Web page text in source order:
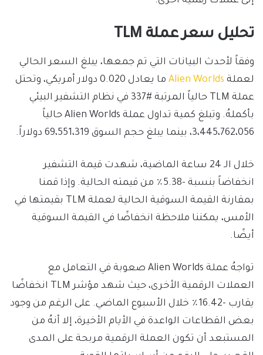
تحليل سعر عملة TLM
وفقاً لأحدث البيانات التي تم جمعها، يبلغ السعر الحالي
لعملة Alien Worlds
ما يعادل 0.020 دولار أمريكي، وتحتل
عملة TLM حالياً المرتبة #337 في نظام التشفير البيئي
بأكملهُ. وتبلغ كمية تداول عملة Alien Worlds حالياً
3،445،762،056، بينما يبلغ حجم السوق 69،551،319 دولاراً.
خلال الـ 24 ساعة الماضية، شهدت قيمة التشفير
انخفاضاً بنسبة -5.38٪ من قيمته الحالية. وإذا قمنا
بمقارنة القيمة السوقية الحالية لعملة TLM بقيمتها في
الأمس، يمكننا ملاحظة انخفاضًا في القيمة السوقية
أيضًا.
تواجهُ عملة Alien Worlds صعوبة في التعامل مع
العملات الرقمية الأخرى، حيث شهد مؤشر TLM انخفاضًا
يقارب -16.42٪ خلال الأسبوع الماضي. على الرغم من وجود
بعض القطاعات الواعدة في الأيام الأخيرة، إلا أنهُ من
المستبعد أن تكون العملة الرقمية مربحة على المدى